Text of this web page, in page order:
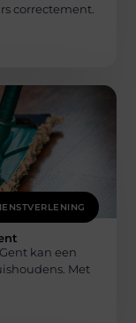
correctement.
kan een
Met